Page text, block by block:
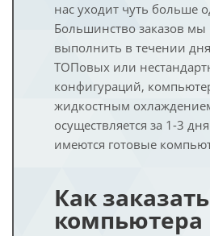
нас уходит чуть больше
Большинство заказов мы
выполнить в течении
ТОПовых или
конфигураций,
жидкостным
осуществляется за 1-3
имеются готовые
Как
компьютера